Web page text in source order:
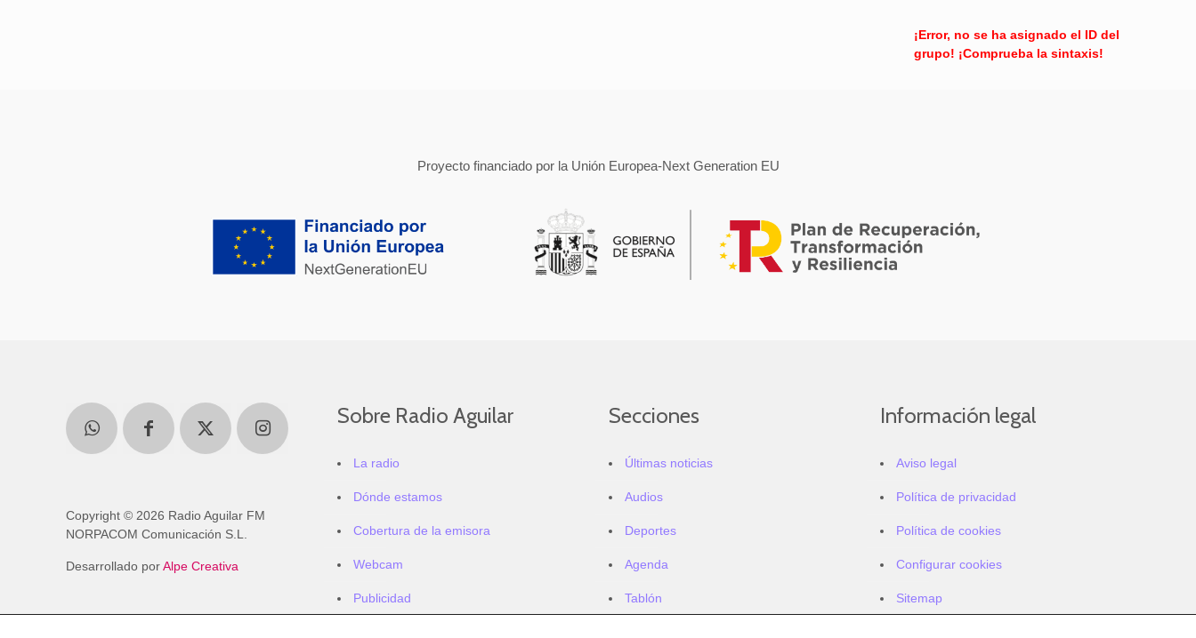
¡Error, no se ha asignado el ID del
grupo! ¡Comprueba la sintaxis!
Proyecto financiado por la Unión Europea-Next Generation EU
Copyright © 2026 Radio Aguilar FM
NORPACOM Comunicación S.L.
Desarrollado porAlpe Creativa
Sobre Radio Aguilar
La radio
Dónde estamos
Cobertura de la emisora
Webcam
Publicidad
Secciones
Últimas noticias
Audios
Deportes
Agenda
Tablón
Información legal
Aviso legal
Política de privacidad
Política de cookies
Configurar cookies
Sitemap